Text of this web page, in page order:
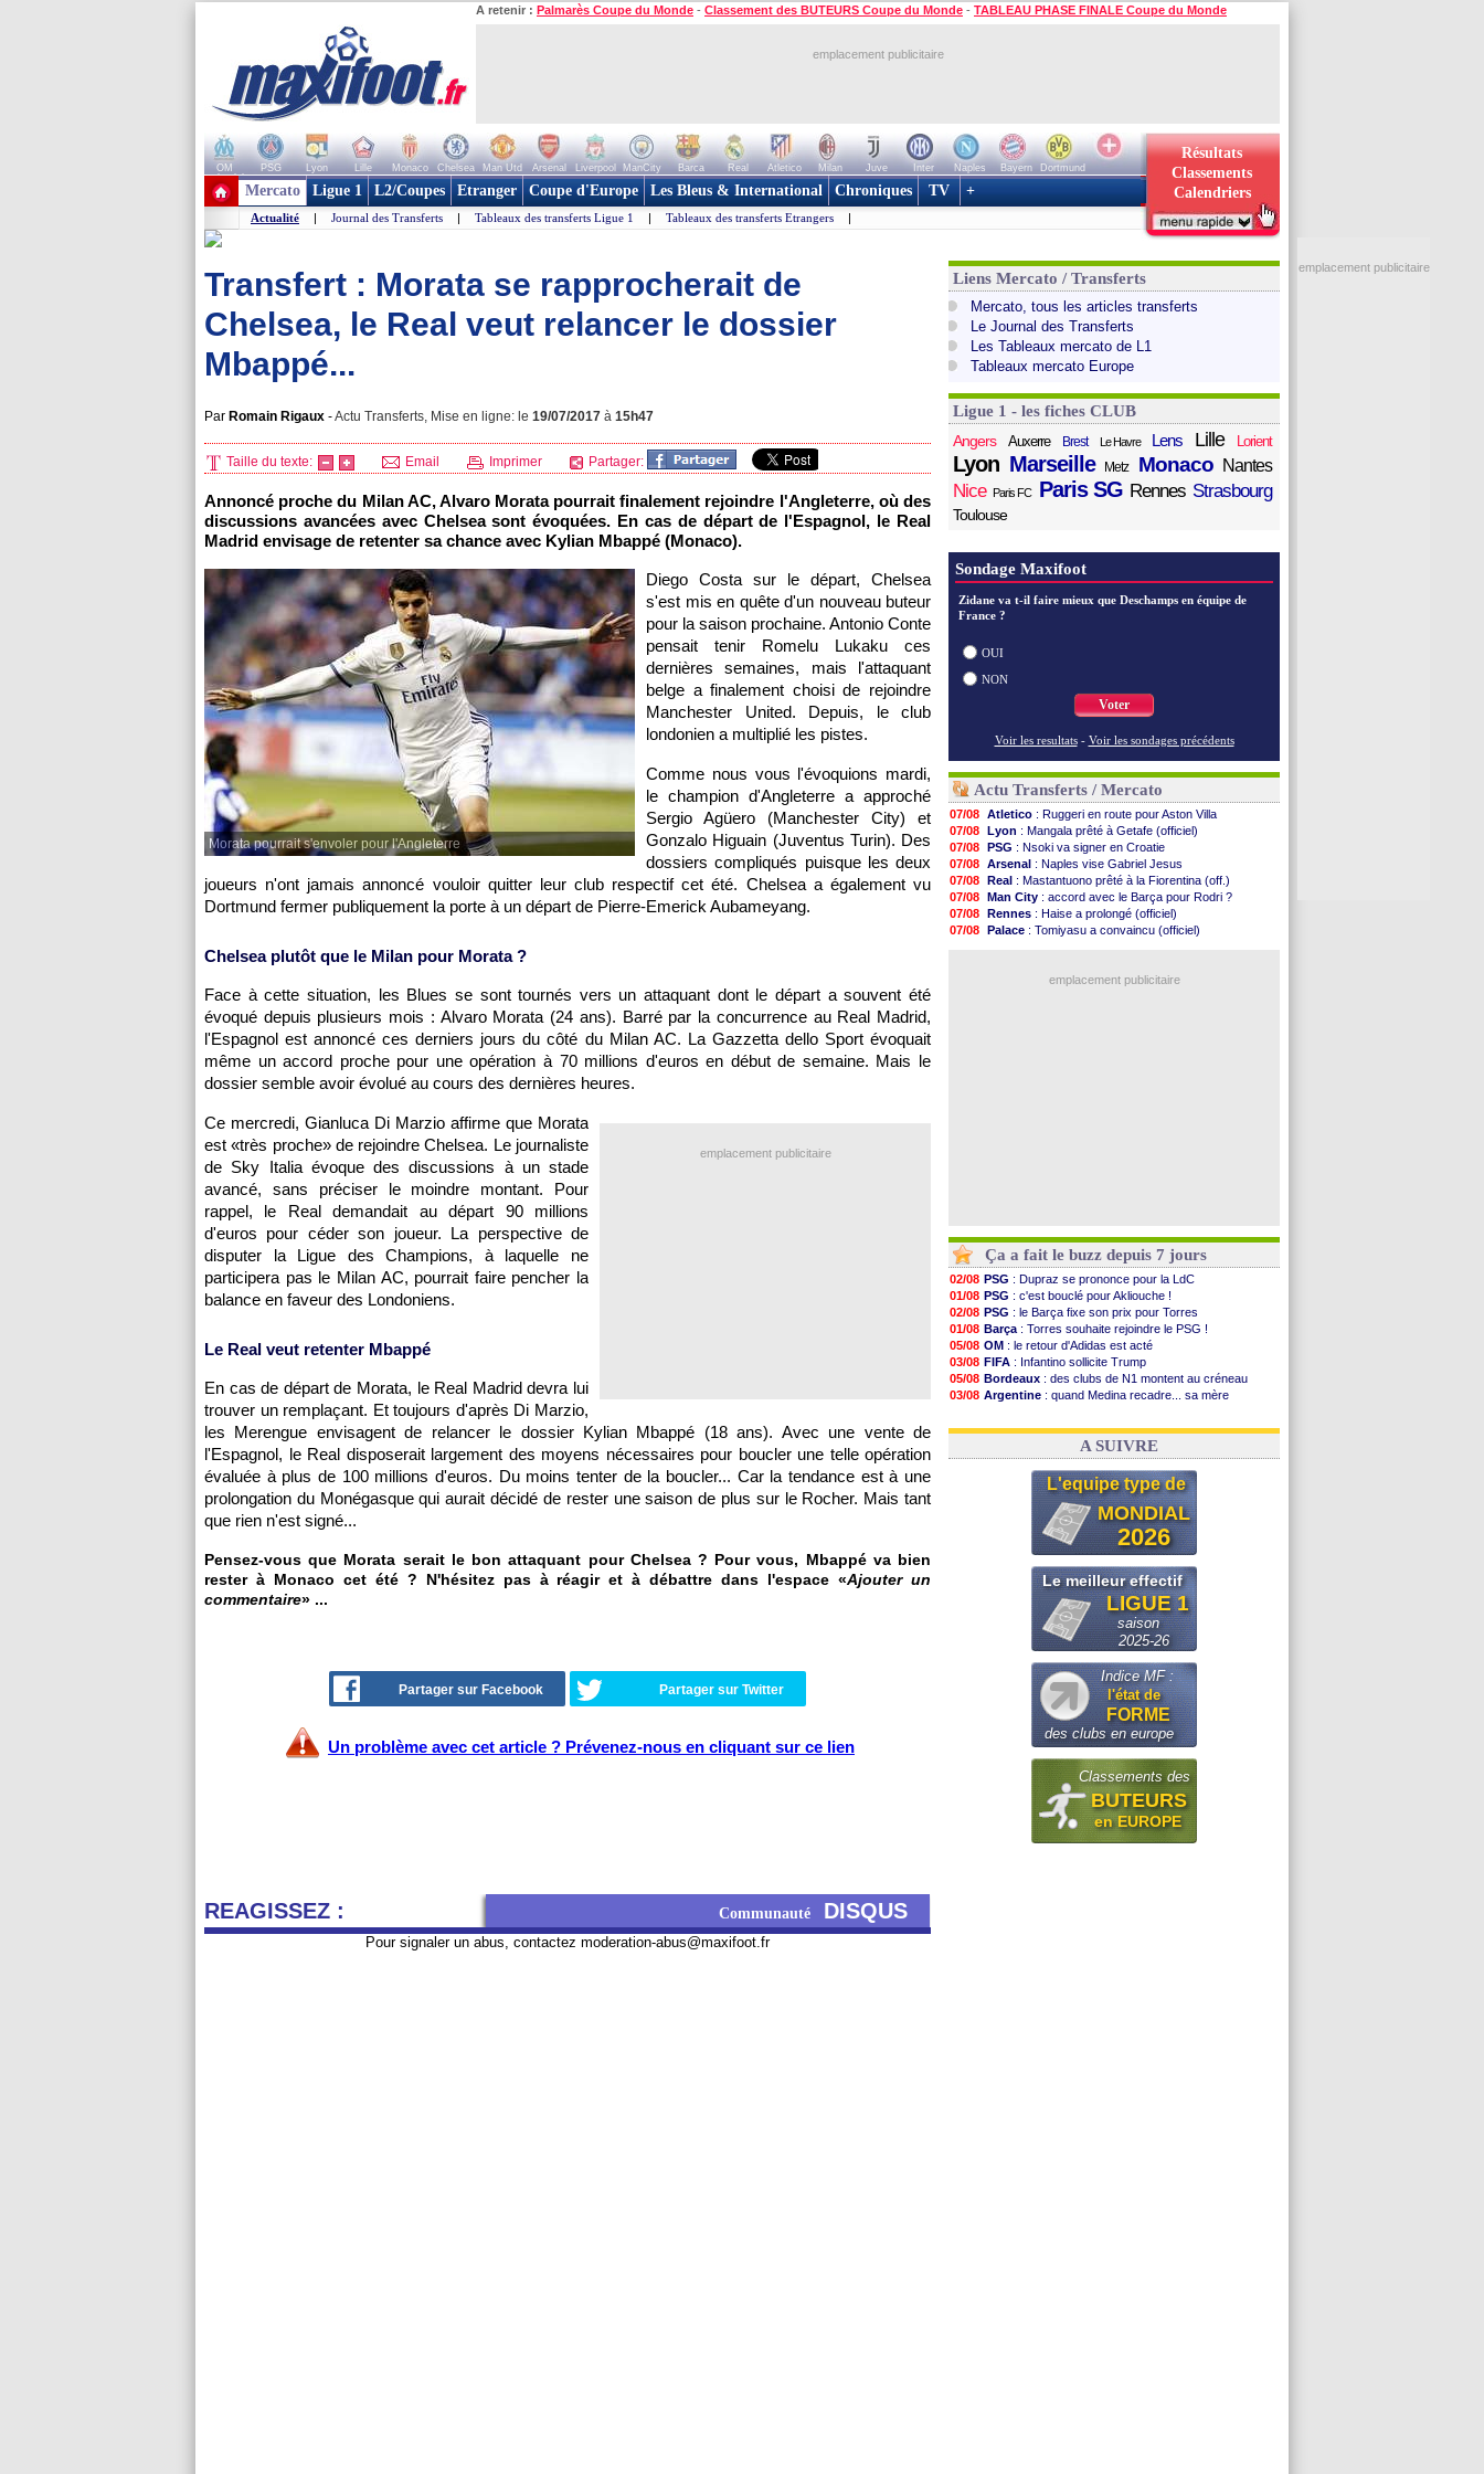
A retenir : Palmarès Coupe du Monde - Classement des BUTEURS Coupe du Monde - TABLEAU PHASE FINALE Coupe du Monde
emplacement publicitaire
OM PSG Lyon Lille Monaco Chelsea Man Utd Arsenal Liverpool ManCity Barca Real Atletico Milan Juve Inter Naples Bayern
Dortmund
+ de clubs
Résultats
Classements
Calendriers
Mercato Ligue 1 L2/Coupes Etranger Coupe d'Europe Les Bleus & International Chroniques TV +
Actualité | Journal des Transferts | Tableaux des transferts Ligue 1 | Tableaux des transferts Etrangers |
Transfert : Morata se rapprocherait de
Chelsea, le Real veut relancer le dossier
Mbappé...
Par Romain Rigaux -Actu Transferts, Mise en ligne: le 19/07/2017 à 15h47
Taille du texte: Email Imprimer Partager:
Annoncé proche du Milan AC, Alvaro Morata pourrait finalement rejoindre l'Angleterre, où des
discussions avancées avec Chelsea sont évoquées. En cas de départ de l'Espagnol, le Real
Madrid envisage de retenter sa chance avec Kylian Mbappé (Monaco).
Morata pourrait s'envoler pour l'Angleterre
Diego Costa sur le départ, Chelsea
s'est mis en quête d'un nouveau buteur
pour la saison prochaine. Antonio Conte
pensait tenir Romelu Lukaku ces
dernières semaines, mais l'attaquant
belge a finalement choisi de rejoindre
Manchester United. Depuis, le club
londonien a multiplié les pistes.
Comme nous vous l'évoquions mardi,
le champion d'Angleterre a approché
Sergio Agüero (Manchester City) et
Gonzalo Higuain (Juventus Turin). Des
dossiers compliqués puisque les deux
joueurs n'ont jamais annoncé vouloir quitter leur club respectif cet été. Chelsea a également vu
Dortmund fermer publiquement la porte à un départ de Pierre-Emerick Aubameyang.
Chelsea plutôt que le Milan pour Morata ?
Face à cette situation, les Blues se sont tournés vers un attaquant dont le départ a souvent été
évoqué depuis plusieurs mois : Alvaro Morata (24 ans). Barré par la concurrence au Real Madrid,
l'Espagnol est annoncé ces derniers jours du côté du Milan AC. La Gazzetta dello Sport évoquait
même un accord proche pour une opération à 70 millions d'euros en début de semaine. Mais le
dossier semble avoir évolué au cours des dernières heures.
emplacement publicitaire
Ce mercredi, Gianluca Di Marzio affirme que Morata
est «très proche» de rejoindre Chelsea. Le journaliste
de Sky Italia évoque des discussions à un stade
avancé, sans préciser le moindre montant. Pour
rappel, le Real demandait au départ 90 millions
d'euros pour céder son joueur. La perspective de
disputer la Ligue des Champions, à laquelle ne
participera pas le Milan AC, pourrait faire pencher la
balance en faveur des Londoniens.
Le Real veut retenter Mbappé
En cas de départ de Morata, le Real Madrid devra lui
trouver un remplaçant. Et toujours d'après Di Marzio,
les Merengue envisagent de relancer le dossier Kylian Mbappé (18 ans). Avec une vente de
l'Espagnol, le Real disposerait largement des moyens nécessaires pour boucler une telle opération
évaluée à plus de 100 millions d'euros. Du moins tenter de la boucler... Car la tendance est à une
prolongation du Monégasque qui aurait décidé de rester une saison de plus sur le Rocher. Mais tant
que rien n'est signé...
Pensez-vous que Morata serait le bon attaquant pour Chelsea ? Pour vous, Mbappé va bien
rester à Monaco cet été ? N'hésitez pas à réagir et à débattre dans l'espace «Ajouter un
commentaire» ...
Partager sur Facebook Partager sur Twitter
Un problème avec cet article ? Prévenez-nous en cliquant sur ce lien
REAGISSEZ : Communauté DISQUS
Pour signaler un abus, contactez moderation-abus@maxifoot.fr
Liens Mercato / Transferts
Mercato, tous les articles transferts
Le Journal des Transferts
Les Tableaux mercato de L1
Tableaux mercato Europe
Ligue 1 - les fiches CLUB
Angers
Auxerre Brest Le Havre Lens Lille Lorient
Lyon Marseille Metz Monaco Nantes
Nice Paris FC Paris SG Rennes Strasbourg
Toulouse
Sondage Maxifoot
Zidane va t-il faire mieux que Deschamps en équipe de
France ?
OUI
NON
Voter
Voir les resultats - Voir les sondages précédents
Actu Transferts / Mercato
07/08 Atletico : Ruggeri en route pour Aston Villa
07/08 Lyon : Mangala prêté à Getafe (officiel)
07/08 PSG : Nsoki va signer en Croatie
07/08 Arsenal : Naples vise Gabriel Jesus
07/08 Real : Mastantuono prêté à la Fiorentina (off.)
07/08 Man City : accord avec le Barça pour Rodri ?
07/08 Rennes : Haise a prolongé (officiel)
07/08 Palace : Tomiyasu a convaincu (officiel)
: Mbaye, deux pistes se détachent
emplacement publicitaire
Ça a fait le buzz depuis 7 jours
02/08 PSG : Dupraz se prononce pour la LdC
01/08 PSG : c'est bouclé pour Akliouche !
02/08 PSG : le Barça fixe son prix pour Torres
01/08 Barça : Torres souhaite rejoindre le PSG !
05/08 OM : le retour d'Adidas est acté
03/08 FIFA : Infantino sollicite Trump
05/08 Bordeaux : des clubs de N1 montent au créneau
03/08 Argentine : quand Medina recadre... sa mère
03/08 OM: Paixão attire un 2e club anglais
A SUIVRE
L'equipe type de
MONDIAL
2026
Le meilleur effectif
LIGUE 1
saison
2025-26
Indice MF :
l'état de
FORME
des clubs en europe
Classements des
BUTEURS
en EUROPE
emplacement publicitaire